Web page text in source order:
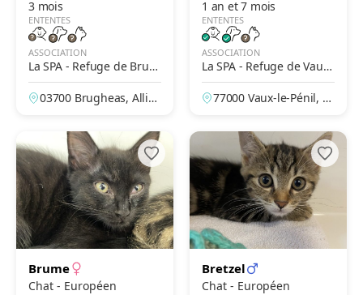
3 mois
ENTENTES
ASSOCIATION
La SPA - Refuge de Brug
heas – Vichy
03700 Brugheas, Allier,
1 an et 7 mois
ENTENTES
ASSOCIATION
La SPA - Refuge de Vaux-
Le-Penil
77000 Vaux-le-Pénil, S
Brume
Chat - Européen
Bretzel
Chat - Européen